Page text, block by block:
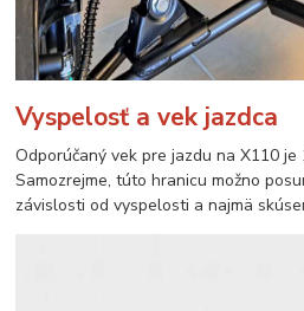
Vyspelosť a vek jazdca
Odporúčaný vek pre jazdu na X110 je
Samozrejme, túto hranicu možno
závislosti od vyspelosti a najmä